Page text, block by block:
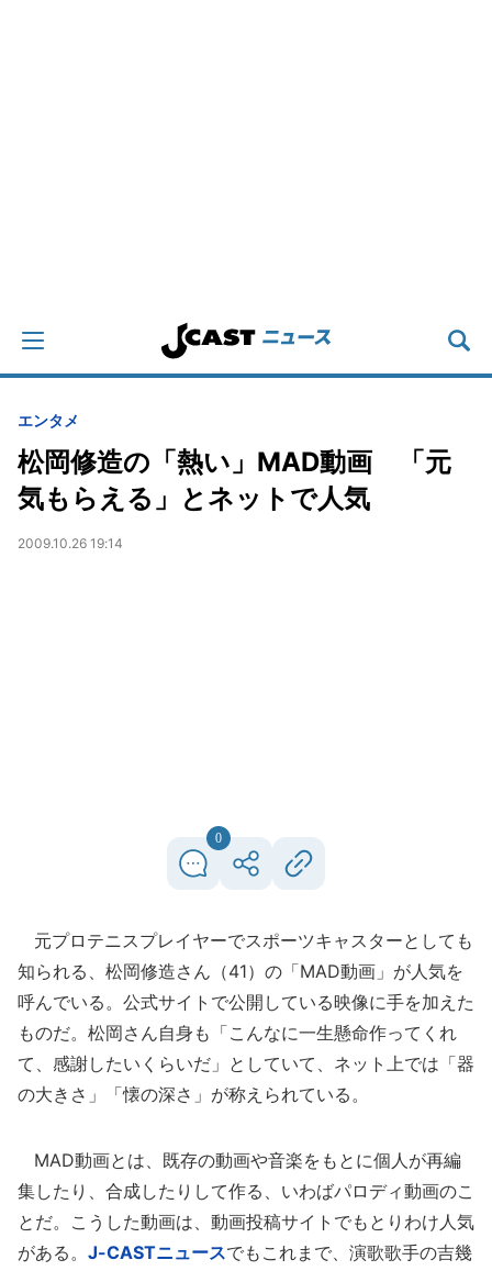
エンタメ
松岡修造の「熱い」MAD動画 「元
気もらえる」とネットで人気
2009.10.26 19:14
0
元プロテニスプレイヤーでスポーツキャスターとしても
知られる、松岡修造さん（41）の「MAD動画」が人気を
呼んでいる。公式サイトで公開している映像に手を加えた
ものだ。松岡さん自身も「こんなに一生懸命作ってくれ
て、感謝したいくらいだ」としていて、ネット上では「器
の大きさ」「懐の深さ」が称えられている。
MAD動画とは、既存の動画や音楽をもとに個人が再編
集したり、合成したりして作る、いわばパロディ動画のこ
とだ。こうした動画は、動画投稿サイトでもとりわけ人気
がある。 J-CASTニュースでもこれまで、演歌歌手の吉幾